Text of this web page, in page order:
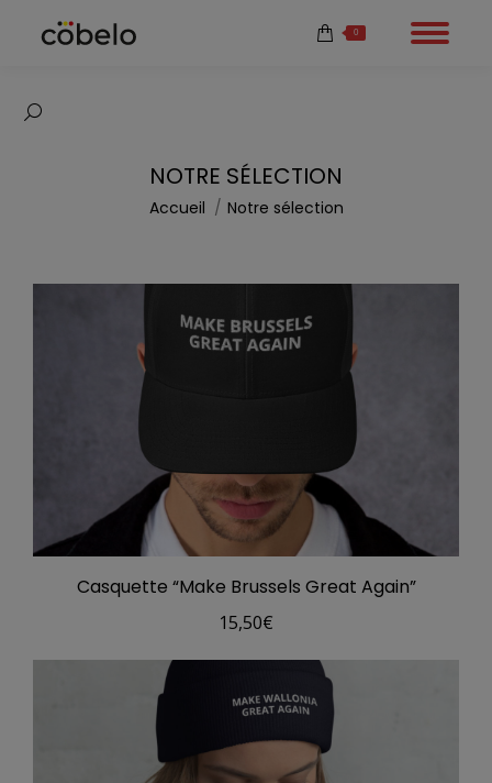
Recherche
0
NOTRE SÉLECTION
Vous êtes ici :
Accueil Notre sélection
Casquette “Make Brussels Great Again”
15,50€